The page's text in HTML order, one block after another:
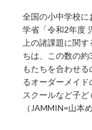
全国の小中学校
学省「令和2年度
上の諸課題に関
ちは、この数の
もたちを合わせ
るオーダーメイ
スクールなど子ど
（JAMMIN=山本